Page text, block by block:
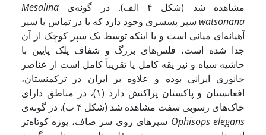
مشاهده شد (شکل ۴ الف). در گونه‌ی
Mesalina
watsonana سپر پس­سری وجود دارد که یا در تماس با سپر
آهیانه‌ای میانی است و یا اینکه توسط یک سپر کوچک از آن
جدا شده است، فلس‌های بزرگ و شفاف پلک پایین با
حاشیه سیاه و نیز یقه کامل یا تقریباً کامل است از عناصر
جانوری ایرانی بوده و علاوه بر ایران در ترکمنستان،
افغانستان و پاکستان پراکنش دارد (۱)، در مناطق دارای
خاک‌های رسوبی سفت مشاهده شد (شکل ۴ ب). در گونه‌ی
Ophisops elegans سپرهای روی سر صاف، پوزه کوتاه‌تر